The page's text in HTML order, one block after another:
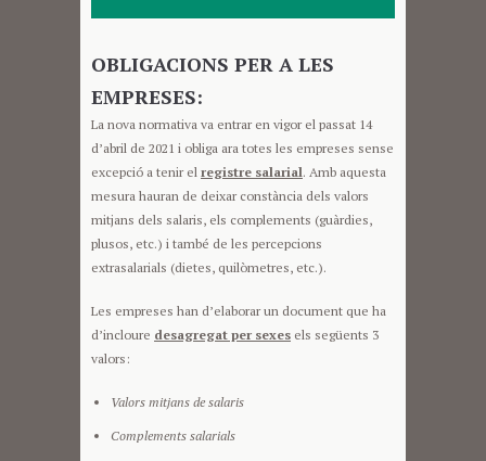
OBLIGACIONS PER A LES
EMPRESES:
La nova normativa va entrar en vigor el passat 14
d’abril de 2021 i obliga ara totes les empreses sense
excepció a tenir el registre salarial. Amb aquesta
mesura hauran de deixar constància dels valors
mitjans dels salaris, els complements (guàrdies,
plusos, etc.) i també de les percepcions
extrasalarials (dietes, quilòmetres, etc.).
Les empreses han d’elaborar un document que ha
d’incloure desagregat per sexes els següents 3
valors:
Valors mitjans de salaris
Complements salarials